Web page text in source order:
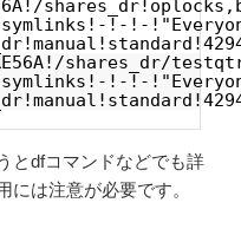
!-!-
shares_dr/
!-!-
とdfコマンドなどでも詳
は注意が必要です。